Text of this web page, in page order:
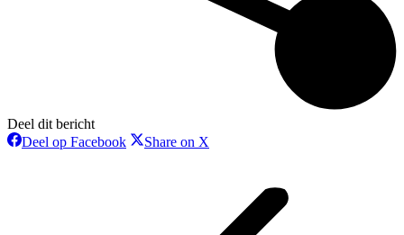
Deel dit bericht
Deel op FacebookDeelShare on X